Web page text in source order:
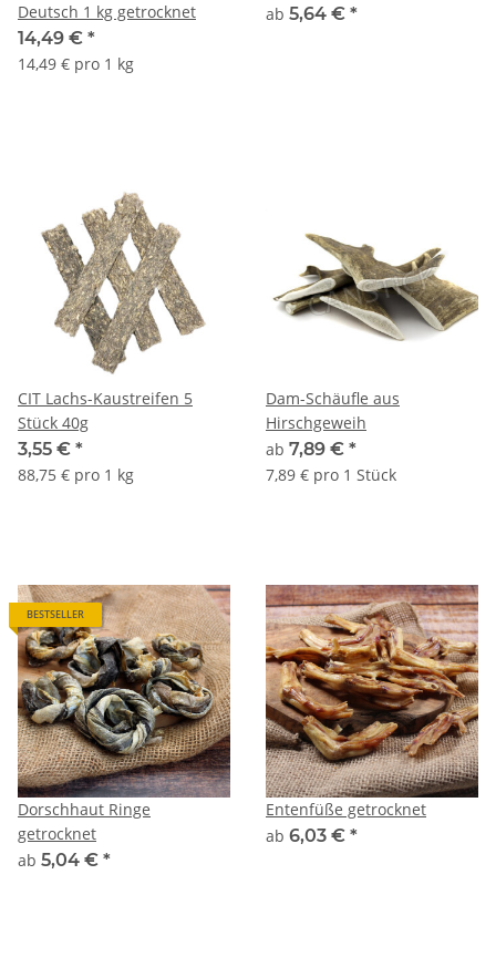
Deutsch 1 kg getrocknet
14,49 € *
14,49 € pro 1 kg
ab 5,64 € *
CIT Lachs-Kaustreifen 5
Stück 40g
3,55 € *
88,75 € pro 1 kg
Dam-Schäufle aus
Hirschgeweih
ab 7,89 € *
7,89 € pro 1 Stück
BESTSELLER
Dorschhaut Ringe
getrocknet
ab 5,04 € *
Entenfüße getrocknet
ab 6,03 € *